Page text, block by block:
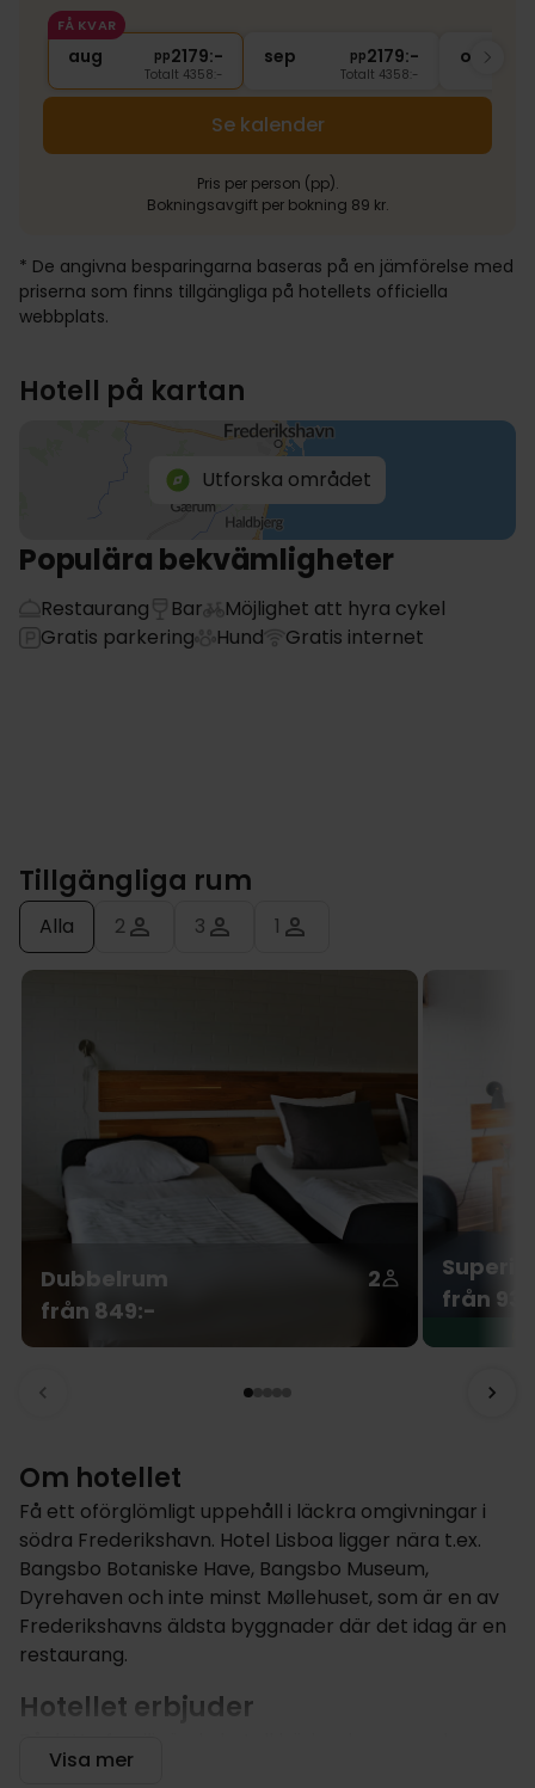
FÅ KVAR
aug pp2179:-
Totalt 4358:-
sep pp2179:-
Totalt 4358:-
okt
Se kalender
Pris per person (pp).
Bokningsavgift per bokning 89 kr.
* De angivna besparingarna baseras på en jämförelse med
priserna som finns tillgängliga på hotellets officiella
webbplats.
Hotell på kartan
Utforska området
Populära bekvämligheter
Restaurang Bar
Möjlighet att hyra cykel
Gratis parkering
Hund Gratis internet
Tillgängliga rum
Alla 2 3 1
Dubbelrum
2
från 849:-
från
Om hotellet
Få ett oförglömligt uppehåll i läckra omgivningar i
södra Frederikshavn. Hotel Lisboa ligger nära t.ex.
Bangsbo Botaniske Have, Bangsbo Museum,
Dyrehaven och inte minst Møllehuset, som är en av
Frederikshavns äldsta byggnader där det idag är en
restaurang.
Hotellet erbjuder
frukostbuffé i hotellets restaurang och på kvällen
Visa mer